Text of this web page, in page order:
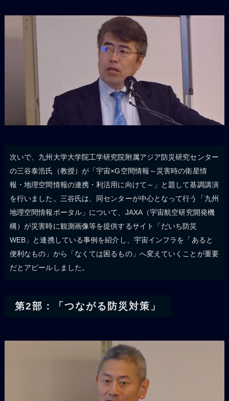
次いで、九州大学大学院工学研究院附属アジア防災研究センター
の三谷泰浩氏（教授）が「宇宙×G空間情報～災害時の衛星情
報・地理空間情報の連携・利活用に向けて～」と題して基調講演
を行いました。三谷氏は、同センターが中心となって行う「九州
地理空間情報ポータル」について、JAXA（宇宙航空研究開発機
構）が災害時に観測画像等を提供するサイト「だいち防災
WEB」と連携している事例を紹介し、宇宙インフラを「あると
便利なもの」から「なくては困るもの」へ変えていくことが重要
だとアピールしました。
第2部：「つながる防災対策」